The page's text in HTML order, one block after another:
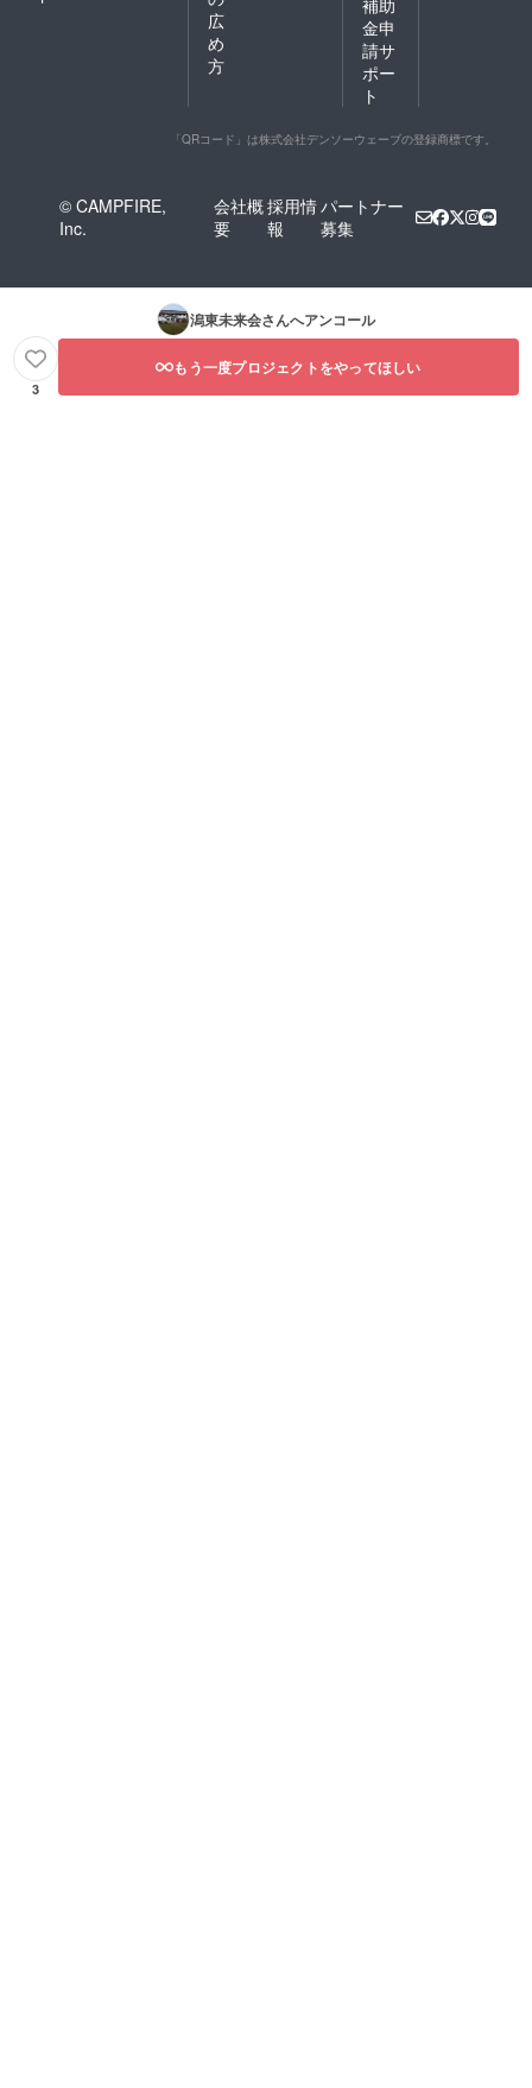
広
め
方
補助
金申
請サ
ポー
ト
「QRコード」は株式会社デンソーウェーブの登録商標です。
© CAMPFIRE,
Inc.
会社概
要
採用情
報
パートナー
募集
潟東未来会さんへアンコール
3
もう一度プロジェクトをやってほしい